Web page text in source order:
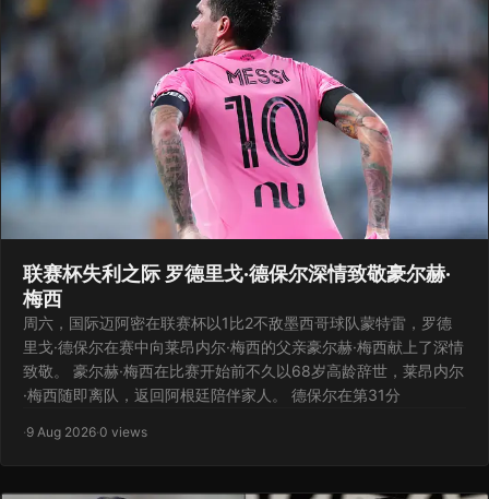
联赛杯失利之际 罗德里戈·德保尔深情致敬豪尔赫·
梅西
周六，国际迈阿密在联赛杯以1比2不敌墨西哥球队蒙特雷，罗德
里戈·德保尔在赛中向莱昂内尔·梅西的父亲豪尔赫·梅西献上了深情
致敬。 豪尔赫·梅西在比赛开始前不久以68岁高龄辞世，莱昂内尔
·梅西随即离队，返回阿根廷陪伴家人。 德保尔在第31分
·9 Aug 2026·0 views